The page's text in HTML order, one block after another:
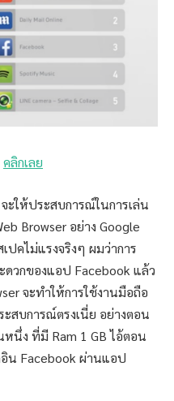
คลิกเลย
ให้ประสบการณ์ในการเล่น
Browser อย่าง Google
ปคไม่แรงจริงๆ ผมว่าการ
ดวกของแอป Facebook แล้ว
จะทำให้การใช้งานมือถือ
สบการณ์ตรงเนี่ย อย่างตอน
นึ่ง ที่มี Ram 1 GB ไอ้ตอน
น Facebook ผ่านแอป